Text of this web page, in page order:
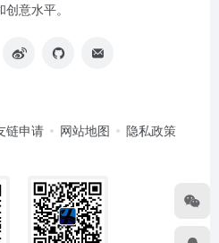
意水平。
链申请 网站地图 隐私政策